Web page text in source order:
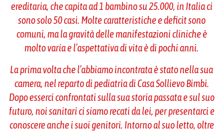
ereditaria, che capita ad 1 bambino su 25.000, in Italia ci
sono solo 50 casi. Molte caratteristiche e deficit sono
comuni, ma la gravità delle manifestazioni cliniche è
molto varia e l’aspettativa di vita è di pochi anni.
La prima volta che l’abbiamo incontrata è stato nella sua
camera, nel reparto di pediatria di Casa Sollievo Bimbi.
Dopo esserci confrontati sulla sua storia passata e sul suo
futuro, noi sanitari ci siamo recati da lei, per presentarci e
conoscere anche i suoi genitori. Intorno al suo letto, oltre